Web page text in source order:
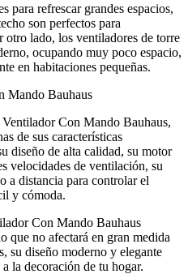
para refrescar grandes espacios,
son perfectos para
otro lado, los ventiladores de torre
ocupando muy poco espacio,
en habitaciones pequeñas.
Mando Bauhaus
Con Mando Bauhaus,
de sus características
diseño de alta calidad, su motor
velocidades de ventilación, su
a distancia para controlar el
y cómoda.
Con Mando Bauhaus
que no afectará en gran medida
su diseño moderno y elegante
la decoración de tu hogar.